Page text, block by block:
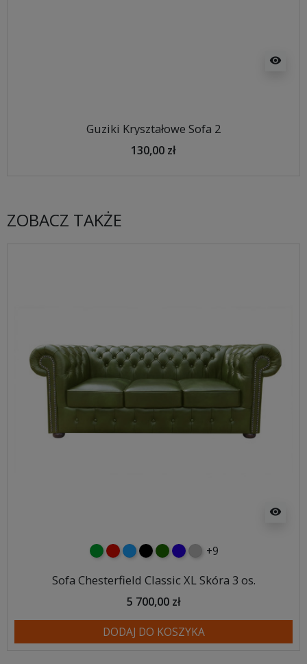
visibility
Guziki Kryształowe Sofa 2
130,00 zł
ZOBACZ TAKŻE
visibility
zielonyczerwony
niebieski
czarnybutelkowa zieleń
ciemno niebieski
szary
+9
Sofa Chesterfield Classic XL Skóra 3 os.
5 700,00 zł
DODAJ DO KOSZYKA